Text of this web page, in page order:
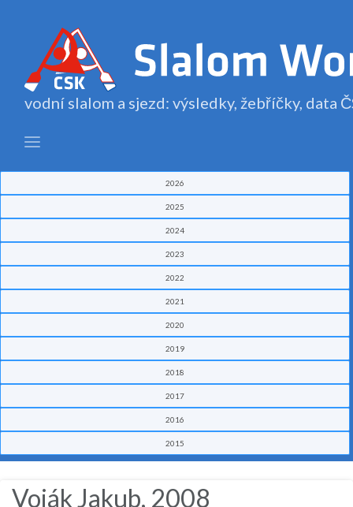
vodní slalom a sjezd: výsledky, žebříčky, data
2026
2025
2024
2023
2022
2021
2020
2019
2018
2017
2016
2015
Voják Jakub, 2008